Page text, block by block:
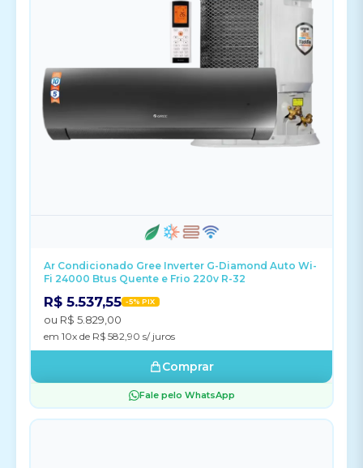
Ar Condicionado Gree Inverter G-Diamond Auto Wi-
Fi 24000 Btus Quente e Frio 220v R-32
R$ 5.537,55 -5% PIX
ou R$ 5.829,00
em 10x de R$ 582,90 s/ juros
Comprar
Fale pelo WhatsApp